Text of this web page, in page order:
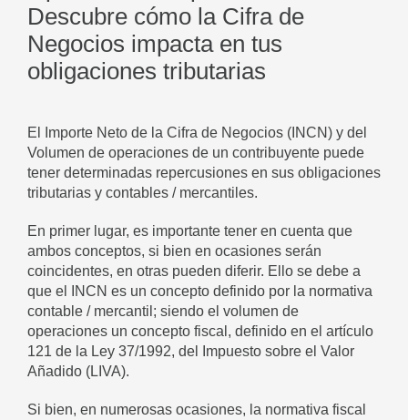
Descubre cómo la Cifra de
Negocios impacta en tus
obligaciones tributarias
El Importe Neto de la Cifra de Negocios (INCN) y del
Volumen de operaciones de un contribuyente puede
tener determinadas repercusiones en sus obligaciones
tributarias y contables / mercantiles.
En primer lugar, es importante tener en cuenta que
ambos conceptos, si bien en ocasiones serán
coincidentes, en otras pueden diferir. Ello se debe a
que el INCN es un concepto definido por la normativa
contable / mercantil; siendo el volumen de
operaciones un concepto fiscal, definido en el artículo
121 de la Ley 37/1992, del Impuesto sobre el Valor
Añadido (LIVA).
Si bien, en numerosas ocasiones, la normativa fiscal